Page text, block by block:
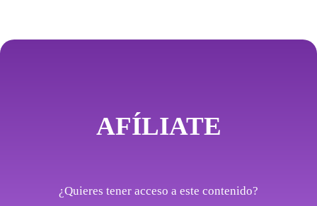
AFÍLIATE
¿Quieres tener acceso a este contenido?